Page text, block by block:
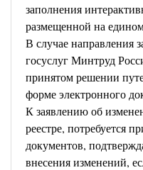
заполнения
размещенной на
В случае направления
госуслуг Минтруд
принятом решении
форме электронного
К заявлению об
реестре, потребуется
документов,
внесения изменений,